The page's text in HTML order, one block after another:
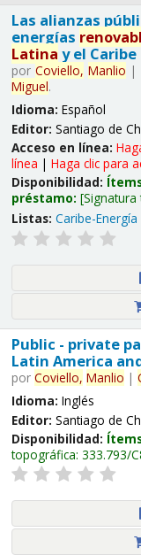
Las alianzas
energías
Latina y el Caribe
por Coviello, Manlio |
Miguel.
Idioma: Español
Editor: Santiago de
Acceso en línea:
línea | Haga clic para
Disponibilidad:
préstamo:
Listas: Caribe-
Public - private
Latin America
por Coviello, Manlio |
Idioma: Inglés
Editor: Santiago de
Disponibilidad:
topográfica: 333.793/